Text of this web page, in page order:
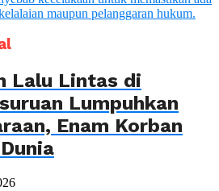
Lalu Lintas di
Lumpuhkan
Enam Korban